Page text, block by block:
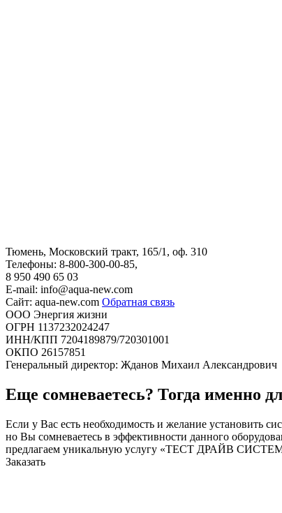
Тюмень, Московский тракт, 165/1, оф. 310
Телефоны: 8-800-300-00-85,
8 950 490 65 03
E-mail: info@aqua-new.com
Сайт: aqua-new.com Обратная связь
ООО Энергия жизни
ОГРН 1137232024247
ИНН/КПП 7204189879/720301001
ОКПО 26157851
Генеральный директор: Жданов Михаил Александрович
Еще сомневаетесь? Тогда именно
Если у Вас есть необходимость и желание установить
но Вы сомневаетесь в эффективности данного
предлагаем уникальную услугу «ТЕСТ ДРАЙВ
Заказать